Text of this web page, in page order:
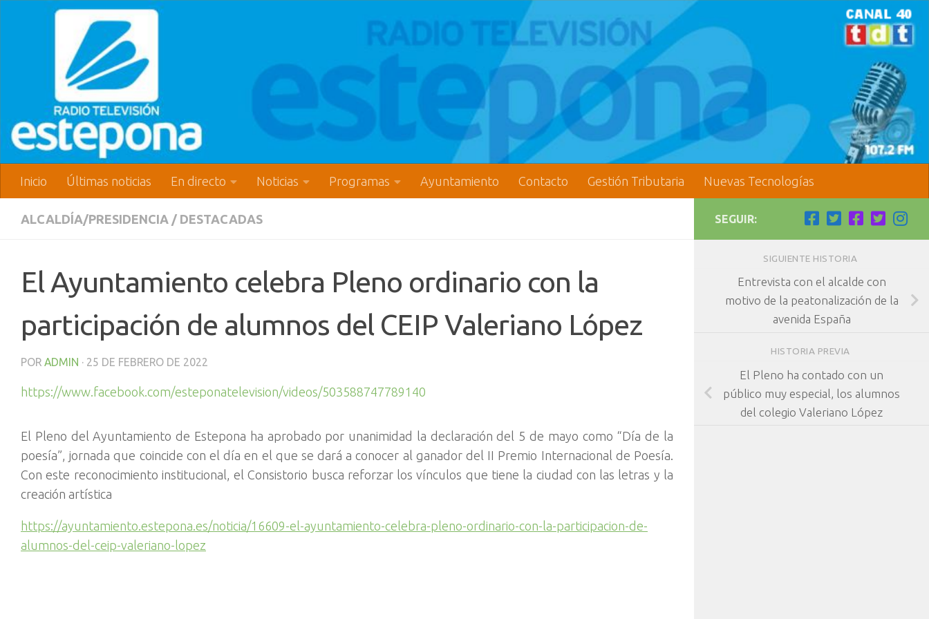
Inicio Últimas noticias En directo Noticias Programas Ayuntamiento Contacto Gestión Tributaria Nuevas Tecnologías
ALCALDÍA/PRESIDENCIA / DESTACADAS
El Ayuntamiento celebra Pleno ordinario con la
participación de alumnos del CEIP Valeriano López
POR ADMIN · 25 DE FEBRERO DE 2022
https://www.facebook.com/esteponatelevision/videos/503588747789140
El Pleno del Ayuntamiento de Estepona ha aprobado por unanimidad la declaración del 5 de mayo como “Día de la
poesía”, jornada que coincide con el día en el que se dará a conocer al ganador del II Premio Internacional de Poesía.
Con este reconocimiento institucional, el Consistorio busca reforzar los vínculos que tiene la ciudad con las letras y la
creación artística
https://ayuntamiento.estepona.es/noticia/16609-el-ayuntamiento-celebra-pleno-ordinario-con-la-participacion-de-
alumnos-del-ceip-valeriano-lopez
SEGUIR:
SIGUIENTE HISTORIA
Entrevista con el alcalde con
motivo de la peatonalización de la
avenida España
HISTORIA PREVIA
El Pleno ha contado con un
público muy especial, los alumnos
del colegio Valeriano López